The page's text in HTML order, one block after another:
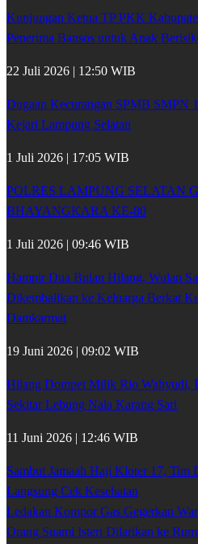
Kunjungan Ketua TP PKK
Penerima Bansos untuk Anak
22 Juli 2026 | 12:50 WIB
Dugaan Kecurangan SPMB SMPN
Kejari Lampung Selatan
1 Juli 2026 | 17:05 WIB
POLRES LAMPUNG SELATAN
BHAYANGKARA KE-80
1 Juli 2026 | 09:46 WIB
Hampir Dua Bulan Hilang, Wulan
Dikembalikan ke Keluarga Berkat
Damkarmat
19 Juni 2026 | 09:02 WIB
Hilang Dompet Milik Rio Wahyudi,
Sekitar Lebung Nala Karang Sari
11 Juni 2026 | 12:46 WIB
Sambut Jamaah Haji Kloter 17, Tim
Langsung Cek Kesehatan
Ledakan Kompor Gas Gegerkan
Orang Suami Isteri Dilarikan ke